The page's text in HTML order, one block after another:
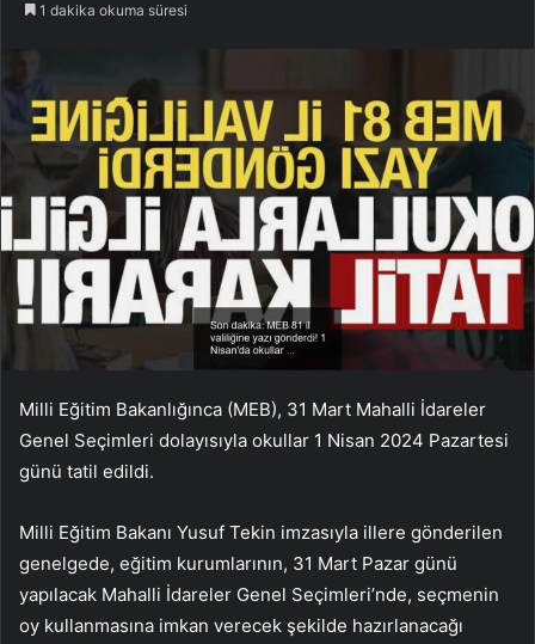
1 dakika okuma süresi
Milli Eğitim Bakanlığınca (MEB), 31 Mart Mahalli İdareler
Genel Seçimleri dolayısıyla okullar 1 Nisan 2024 Pazartesi
günü tatil edildi.
Milli Eğitim Bakanı Yusuf Tekin imzasıyla illere gönderilen
genelgede, eğitim kurumlarının, 31 Mart Pazar günü
yapılacak Mahalli İdareler Genel Seçimleri’nde, seçmenin
oy kullanmasına imkan verecek şekilde hazırlanacağı